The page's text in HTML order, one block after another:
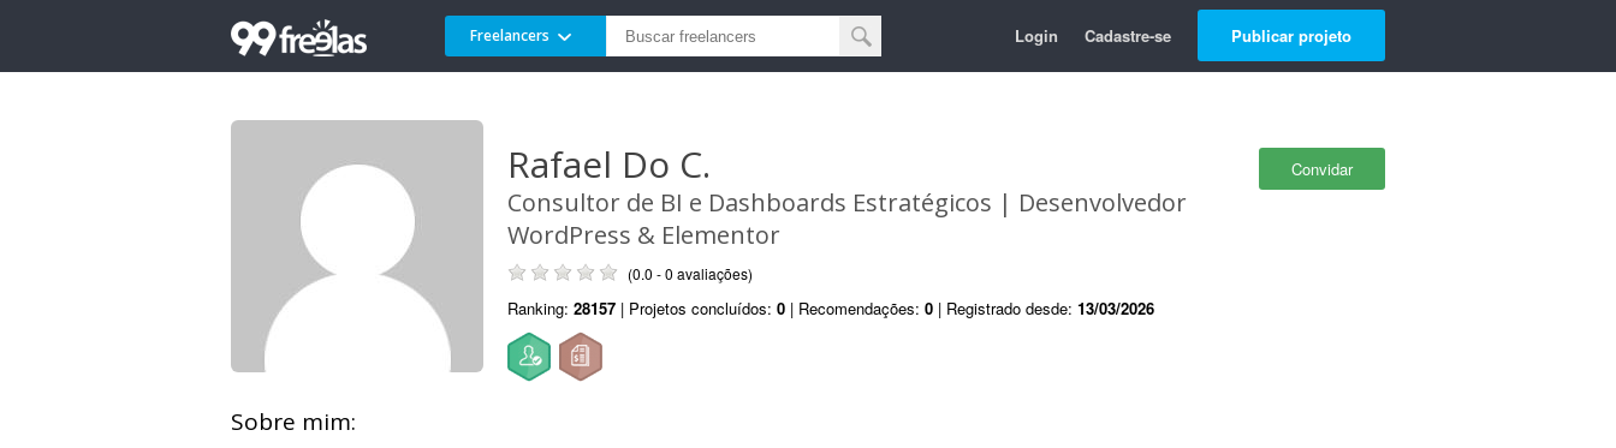
Freelancers Login Cadastre-se Publicar projeto
Convidar
Rafael Do C.
Consultor de BI e Dashboards Estratégicos | Desenvolvedor
WordPress & Elementor
(0.0 - 0 avaliações)
Ranking: 28157 | Projetos concluídos: 0 | Recomendações: 0 | Registrado desde: 13/03/2026
Sobre mim: